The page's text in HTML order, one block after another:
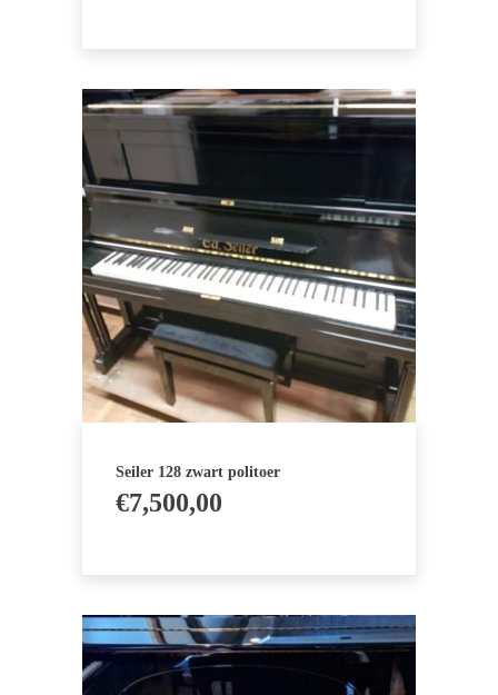
Seiler 128 zwart politoer
€7,500,00